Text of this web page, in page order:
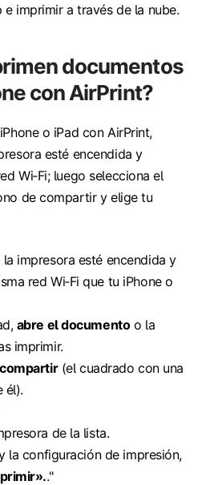
e imprimir a través de la nube.
documentos
con AirPrint?
o iPad con AirPrint,
esté encendida y
Wi‑Fi; luego selecciona el
de compartir y elige tu
impresora esté encendida y
red Wi‑Fi que tu iPhone o
abre el documentoo la
imprimir.
(el cuadrado con una
él).
de la lista.
la configuración de impresión,
."